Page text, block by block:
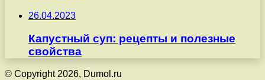
26.04.2023
Капустный суп: рецепты и полезные
свойства
© Copyright 2026, Dumol.ru